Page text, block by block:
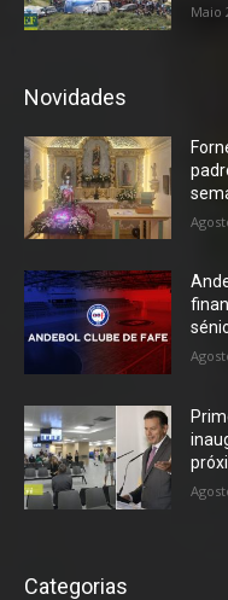
Maio
Novidades
Categorias